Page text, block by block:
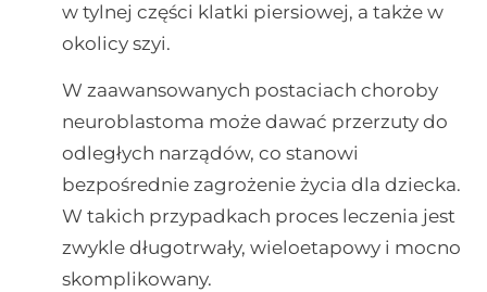
w tylnej części klatki piersiowej, a także w
okolicy szyi.
W zaawansowanych postaciach choroby
neuroblastoma może dawać przerzuty do
odległych narządów, co stanowi
bezpośrednie zagrożenie życia dla dziecka.
W takich przypadkach proces leczenia jest
zwykle długotrwały, wieloetapowy i mocno
skomplikowany.